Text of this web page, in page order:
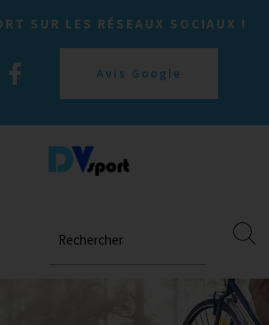
SUR LES RÉSEAUX SOCIAUX !
Avis Google
Rechercher